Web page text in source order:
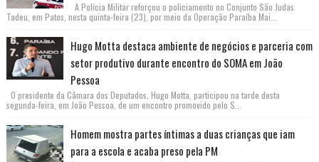
A Polícia Militar reforçou o policiamento no Conjunto São Judas
Tadeu, em Patos, nesta quinta-feira (23), por meio da Operação Paraíba Mai...
Hugo Motta destaca ambiente de negócios e parceria com
setor produtivo durante encontro do SOMA em João
Pessoa
O presidente da Câmara dos Deputados, Hugo Motta, participou na tarde desta
segunda-feira, em João Pessoa, de um encontro promovido pelo S...
Homem mostra partes íntimas a duas crianças que iam
para a escola e acaba preso pela PM